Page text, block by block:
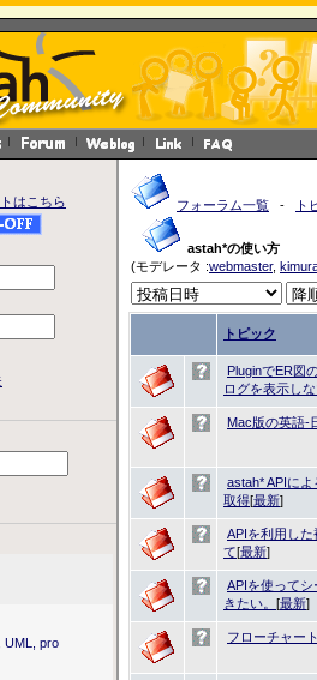
はこちら
UML, pro
フォーラム一覧 - ト
astah*の使い方
(モデレータ :webmaster,
トピック
PluginでER図
ログを表示し
Mac版の英語-
astah* APIに
取得[最新]
APIを利用し
て[最新]
APIを使って
きたい。 [最新]
フローチャー